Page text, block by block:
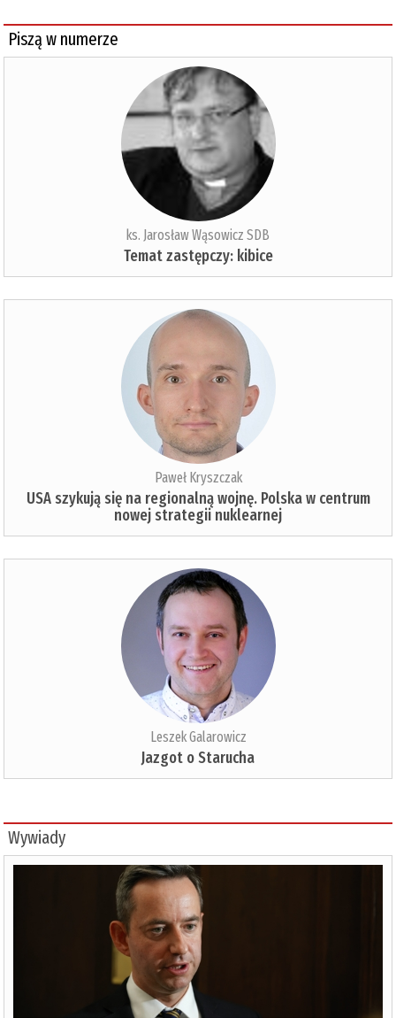
Piszą w numerze
ks. Jarosław Wąsowicz SDB
Temat zastępczy: kibice
Paweł Kryszczak
USA szykują się na regionalną wojnę. Polska w centrum
nowej strategii nuklearnej
Leszek Galarowicz
Jazgot o Starucha
Wywiady